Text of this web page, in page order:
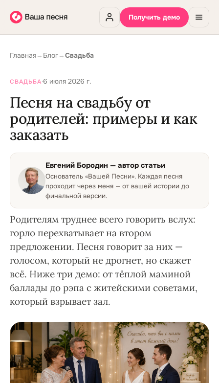
Получить демо
Главная→ Блог→Свадьба
СВАДЬБА·6 июля 2026 г.
Песня на свадьбу от
родителей: примеры и как
заказать
Евгений Бородин — автор статьи
Основатель «Вашей Песни». Каждая песня
проходит через меня — от вашей истории до
финальной версии.
Родителям труднее всего говорить вслух:
горло перехватывает на втором
предложении. Песня говорит за них —
голосом, который не дрогнет, но скажет
всё. Ниже три демо: от тёплой маминой
баллады до рэпа с житейскими советами,
который взрывает зал.